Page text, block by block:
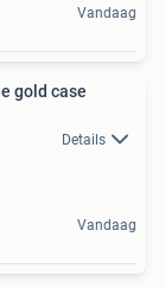
Vandaag
gold case
Details
Vandaag